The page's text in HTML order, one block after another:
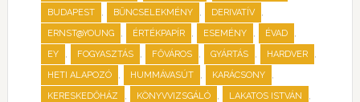
BUDAPEST , BŰNCSELEKMÉNY , DERIVATÍV ,
ERNST@YOUNG , ÉRTÉKPAPÍR , ESEMÉNY , ÉVAD ,
EY , FOGYASZTÁS , FŐVÁROS , GYÁRTÁS , HARDVER ,
HETI ALAPOZÓ , HUMMÁVASÚT , KARÁCSONY ,
KERESKEDŐHÁZ , KÖNYVVIZSGÁLÓ , LAKATOS ISTVÁN ,